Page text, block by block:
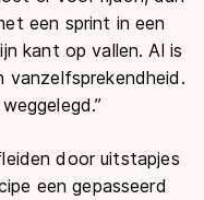
een sprint in een
kant op vallen. Al is
vanzelfsprekendheid.
door uitstapjes
een gepasseerd